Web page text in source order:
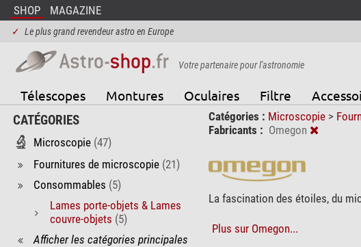
SHOP MAGAZINE
✓ Le plus grand revendeur astro en Europe
Votre partenaire pour l'astronomie
Télescopes Montures Oculaires Filtre
CATÉGORIES
Microscopie (47)
Fournitures de microscopie (21)
Consommables (5)
Lames porte-objets & Lames
couvre-objets (5)
Afficher les catégories principales
Catégories : Microscopie >
Fabricants : Omegon
La fascination des étoiles, du
Plus sur Omegon...